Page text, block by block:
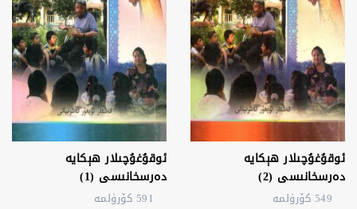
ئوقۇغۇچىلار ھېكايە
دەرسخانىسى (2)
549 كۆرۈلمە
ئوقۇغۇچىلار ھېكايە
دەرسخانىسى (1)
591 كۆرۈلمە